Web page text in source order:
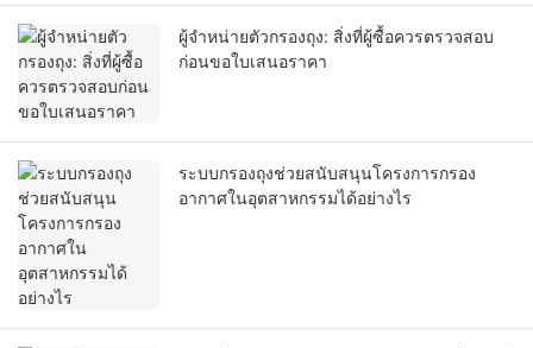
ผู้จำหน่ายตัวกรองถุง: สิ่งที่ผู้ซื้อควรตรวจสอบ
ก่อนขอใบเสนอราคา
ระบบกรองถุงช่วยสนับสนุนโครงการกรอง
อากาศในอุตสาหกรรมได้อย่างไร